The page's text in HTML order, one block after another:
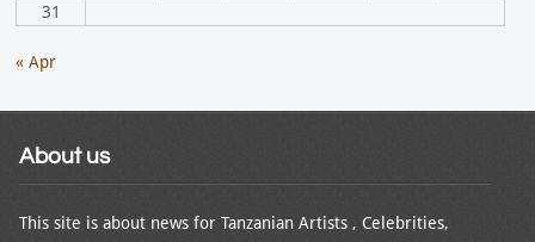
31
« Apr
About us
This site is about news for Tanzanian Artists , Celebrities,